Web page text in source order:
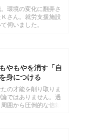
環境の変化に翻弄さ
さん。就労支援施設
伺いました。
やもやを消す「自
身につける
の才能を削り取りま
ではありません。過
囲から圧倒的な信頼